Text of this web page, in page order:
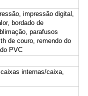
impressão digital,
bordado de
parafusos
de couro, remendo do
PVC
internas/caixa,